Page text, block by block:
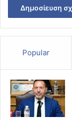
Popular